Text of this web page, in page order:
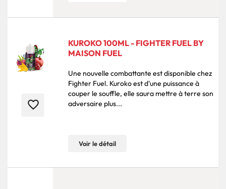
favorite_border
KUROKO 100ML - FIGHTER FUEL BY
MAISON FUEL
Une nouvelle combattante est disponible chez
Fighter Fuel. Kuroko est d'une puissance à
couper le souffle, elle saura mettre à terre son
adversaire plus...
Voir le détail